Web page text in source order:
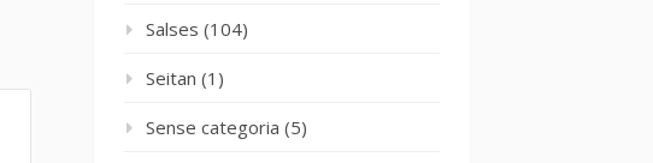
Salses (104)
Seitan (1)
Sense categoria (5)